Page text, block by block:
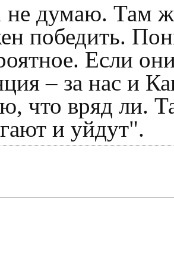
не думаю. Там
победить.
Если
– за нас и
что вряд ли.
и уйдут".